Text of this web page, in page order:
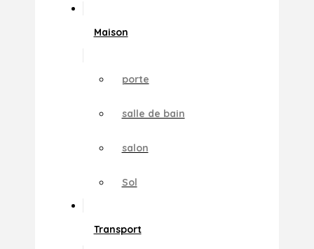
Maison
porte
salle de bain
salon
Sol
Transport